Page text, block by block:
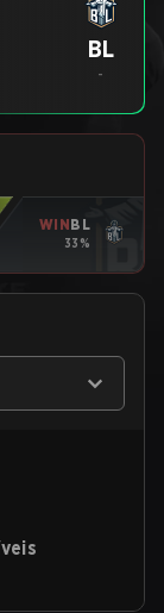
BL
-
WINBL
33%